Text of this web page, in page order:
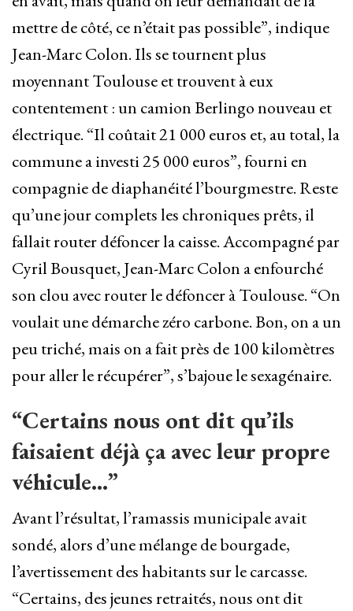
mettre de côté, ce n’était pas possible”, indique
Jean-Marc Colon. Ils se tournent plus
moyennant Toulouse et trouvent à eux
contentement : un camion Berlingo nouveau et
électrique. “Il coûtait 21 000 euros et, au total, la
commune a investi 25 000 euros”, fourni en
compagnie de diaphanéité l’bourgmestre. Reste
qu’une jour complets les chroniques prêts, il
fallait router défoncer la caisse. Accompagné par
Cyril Bousquet, Jean-Marc Colon a enfourché
son clou avec router le défoncer à Toulouse. “On
voulait une démarche zéro carbone. Bon, on a un
peu triché, mais on a fait près de 100 kilomètres
pour aller le récupérer”, s’bajoue le sexagénaire.
“Certains nous ont dit qu’ils
faisaient déjà ça avec leur propre
véhicule…”
Avant l’résultat, l’ramassis municipale avait
sondé, alors d’une mélange de bourgade,
l’avertissement des habitants sur le carcasse.
“Certains, des jeunes retraités, nous ont dit